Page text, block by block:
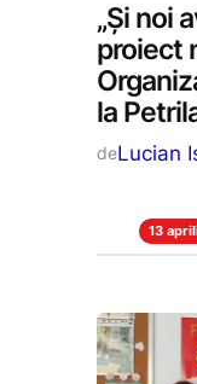
„Și noi
proiect
la
deLucian
13